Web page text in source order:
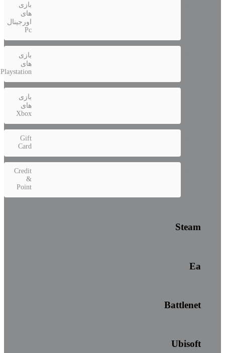
بازی
های
اورجینال
Pc
بازی
های
Playstation
بازی
های
Xbox
Gift
Card
Credit
&
Point
Steam
Ea
Battlenet
Ubisoft